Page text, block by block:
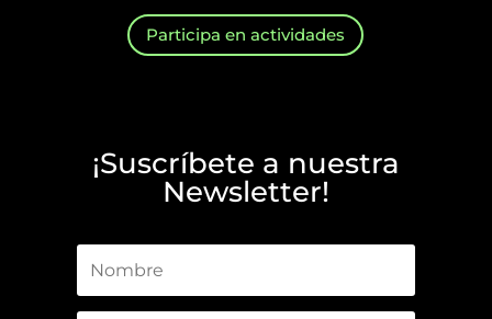
Participa en actividades
¡Suscríbete a nuestra
Newsletter!